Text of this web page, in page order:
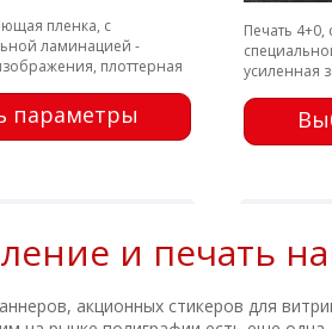
пленка, с
ламинацией -
плоттерная
параметры
Печать
усиленная
и печать
акционных стикеров для